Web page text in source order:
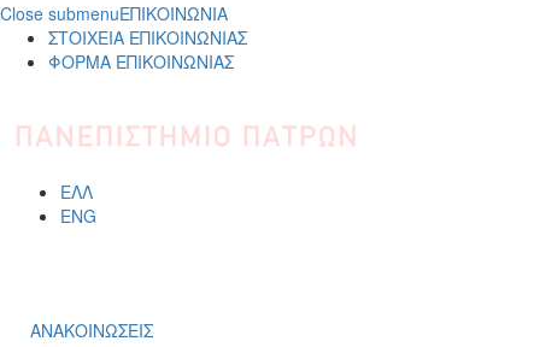
Close submenuΕΠΙΚΟΙΝΩΝΙΑ
ΣΤΟΙΧΕΙΑ ΕΠΙΚΟΙΝΩΝΙΑΣ
ΦΟΡΜΑ ΕΠΙΚΟΙΝΩΝΙΑΣ
ΕΛΛ
ENG
ΑΝΑΚΟΙΝΩΣΕΙΣ